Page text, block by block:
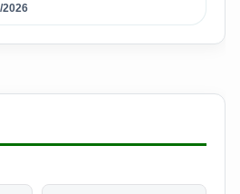
2026